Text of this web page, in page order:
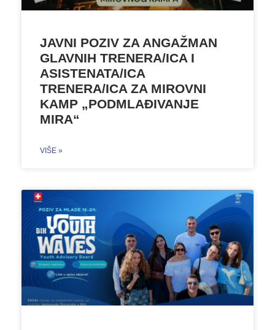
JAVNI POZIV ZA ANGAŽMAN
GLAVNIH TRENERA/ICA I
ASISTENATA/ICA
TRENERA/ICA ZA MIROVNI
KAMP „PODMLAĐIVANJE
MIRA“
VIŠE »